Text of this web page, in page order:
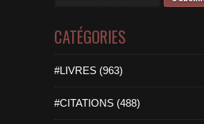
CATÉGORIES
#LIVRES (963)
#CITATIONS (488)